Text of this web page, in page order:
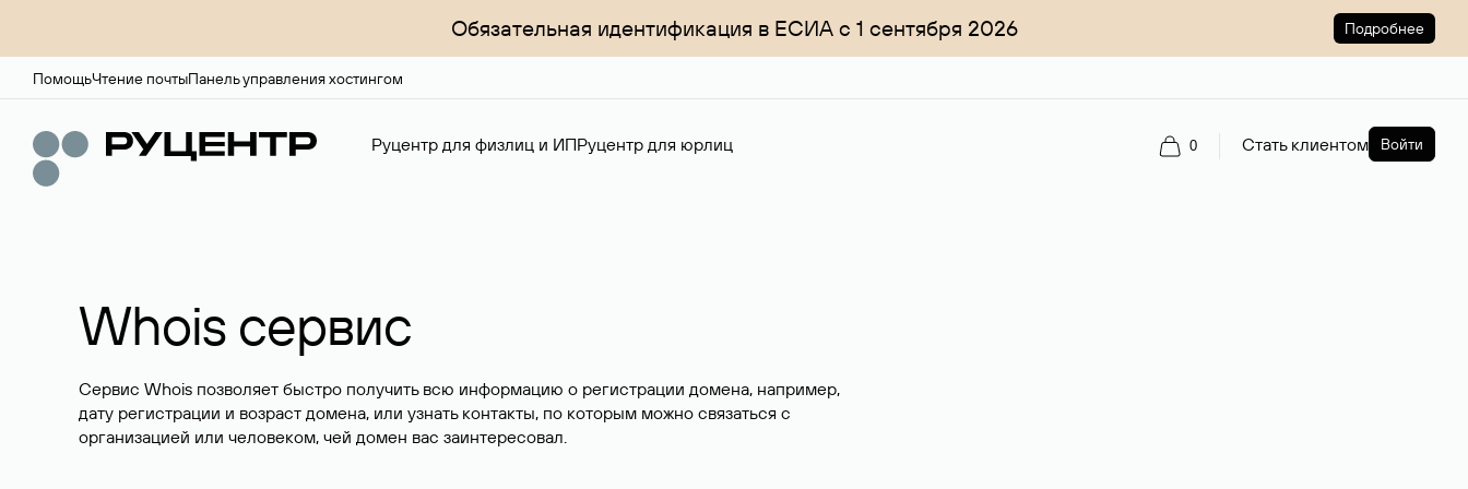
Обязательная идентификация в ЕСИА с 1 сентября 2026 Подробнее
ПомощьЧтение почтыПанель управления хостингом
Руцентр для физлиц и ИПРуцентр для юрлиц 0 Стать клиентом Войти
Whois сервис
Сервис Whois позволяет быстро получить всю информацию о регистрации домена, например,
дату регистрации и возраст домена, или узнать контакты, по которым можно связаться с
организацией или человеком, чей домен вас заинтересовал.